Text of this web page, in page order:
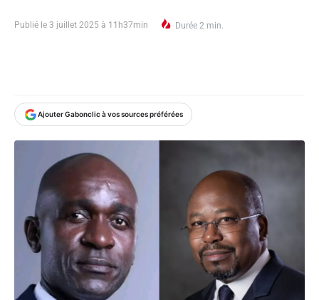
Publié le 3 juillet 2025 à 11h37min Durée 2 min.
Ajouter Gabonclic à vos sources préférées